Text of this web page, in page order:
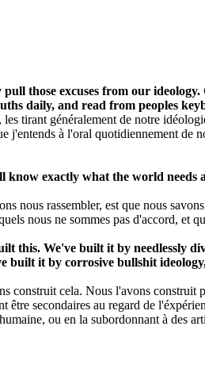
those excuses from our
daily, and read from peoples
tirant généralement de notre
j'entends à l'oral quotidiennement de
exactly what the world
nous rassembler, est que nous
nous ne sommes pas d'accord, et
this. We've built it by
built it by corrosive bullshit
construit cela. Nous l'avons
secondaires au regard de
ou en la subordonnant à des